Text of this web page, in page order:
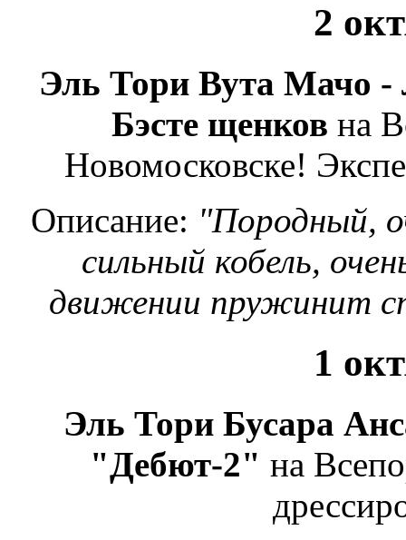
2
Эль Тори Вута Мачо
Бэсте щенков на
Новомосковске!
Описание: "Породный,
сильный кобель,
движении пружинит
1
Эль Тори Бусара
"Дебют-2" на